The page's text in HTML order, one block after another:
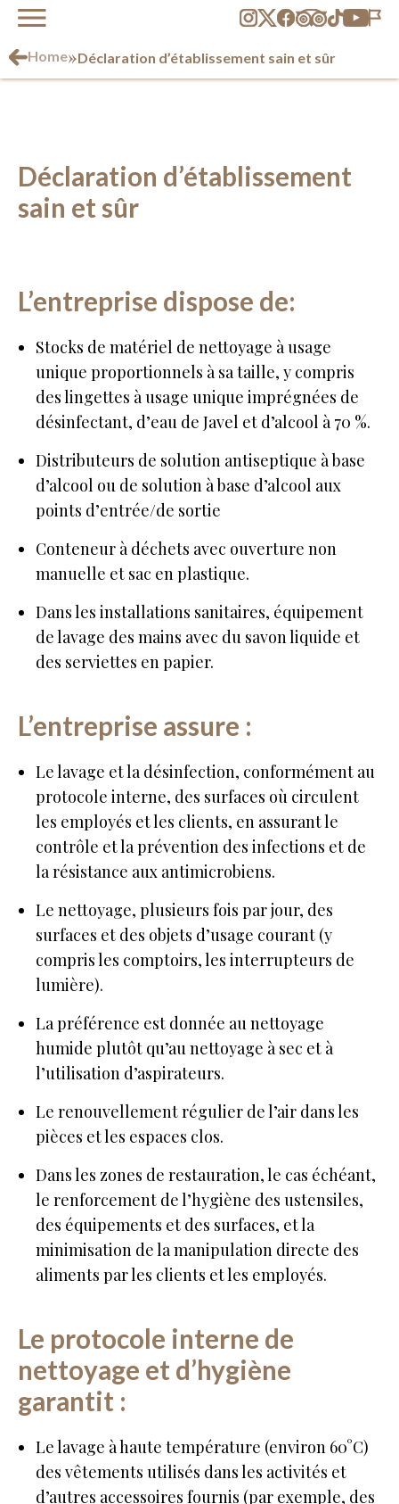
Home»Déclaration d’établissement sain et sûr
Déclaration d’établissement
sain et sûr
L’entreprise dispose de:
Stocks de matériel de nettoyage à usage
unique proportionnels à sa taille, y compris
des lingettes à usage unique imprégnées de
désinfectant, d’eau de Javel et d’alcool à 70 %.
Distributeurs de solution antiseptique à base
d’alcool ou de solution à base d’alcool aux
points d’entrée/de sortie
Conteneur à déchets avec ouverture non
manuelle et sac en plastique.
Dans les installations sanitaires, équipement
de lavage des mains avec du savon liquide et
des serviettes en papier.
L’entreprise assure :
Le lavage et la désinfection, conformément au
protocole interne, des surfaces où circulent
les employés et les clients, en assurant le
contrôle et la prévention des infections et de
la résistance aux antimicrobiens.
Le nettoyage, plusieurs fois par jour, des
surfaces et des objets d’usage courant (y
compris les comptoirs, les interrupteurs de
lumière).
La préférence est donnée au nettoyage
humide plutôt qu’au nettoyage à sec et à
l’utilisation d’aspirateurs.
Le renouvellement régulier de l’air dans les
pièces et les espaces clos.
Dans les zones de restauration, le cas échéant,
le renforcement de l’hygiène des ustensiles,
des équipements et des surfaces, et la
minimisation de la manipulation directe des
aliments par les clients et les employés.
Le protocole interne de
nettoyage et d’hygiène
garantit :
Le lavage à haute température (environ 60°C)
des vêtements utilisés dans les activités et
d’autres accessoires fournis (par exemple, des